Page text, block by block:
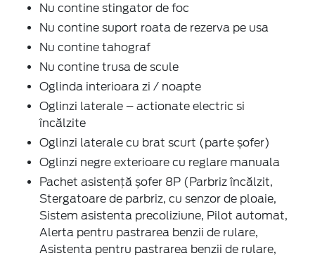
Nu contine stingator de foc
Nu contine suport roata de rezerva pe usa
Nu contine tahograf
Nu contine trusa de scule
Oglinda interioara zi / noapte
Oglinzi laterale – actionate electric si
încălzite
Oglinzi laterale cu brat scurt (parte șofer)
Oglinzi negre exterioare cu reglare manuala
Pachet asistență șofer 8P (Parbriz încălzit,
Stergatoare de parbriz, cu senzor de ploaie,
Sistem asistenta precoliziune, Pilot automat,
Alerta pentru pastrarea benzii de rulare,
Asistenta pentru pastrarea benzii de rulare,